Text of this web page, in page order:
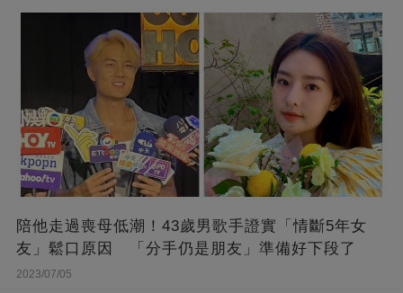
陪他走過喪母低潮！43歲男歌手證實「情斷5年女
友」鬆口原因 「分手仍是朋友」準備好下段了
2023/07/05